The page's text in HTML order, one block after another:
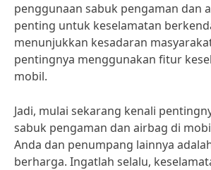
penggunaan sabuk pengaman dan
penting untuk keselamatan
menunjukkan kesadaran
pentingnya menggunakan fitur
mobil.
Jadi, mulai sekarang kenali
sabuk pengaman dan airbag di
Anda dan penumpang lainnya
berharga. Ingatlah selalu,